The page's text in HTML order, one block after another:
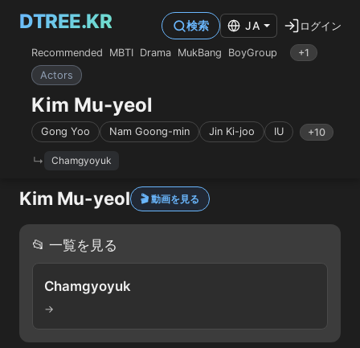
DTREE.KR
Recommended MBTI Drama MukBang BoyGroup
+1
Actors
Kim Mu-yeol
Gong Yoo Nam Goong-min Jin Ki-joo IU +10
Chamgyoyuk
検索 JA ログイン
Kim Mu-yeol 🎬 動画を見る
📂 一覧を見る
Chamgyoyuk
→